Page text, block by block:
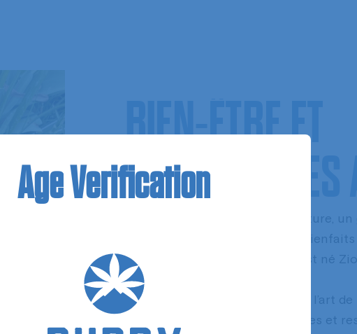
AgeVerification
BIEN-ÊTREET
COSMÉTIQUES
Dans un coin préservé de la nature,
avait une vision : apporter les
quotidienne de chacun. De là est né
L’équipe de Zion a perfectionné l’art de
utilisant des méthodes naturelles et